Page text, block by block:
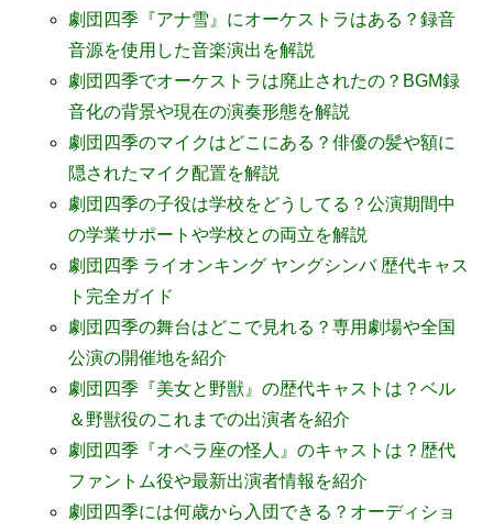
劇団四季『アナ雪』にオーケストラはある？録音
音源を使用した音楽演出を解説
劇団四季でオーケストラは廃止されたの？BGM録
音化の背景や現在の演奏形態を解説
劇団四季のマイクはどこにある？俳優の髪や額に
隠されたマイク配置を解説
劇団四季の子役は学校をどうしてる？公演期間中
の学業サポートや学校との両立を解説
劇団四季 ライオンキング ヤングシンバ 歴代キャス
ト完全ガイド
劇団四季の舞台はどこで見れる？専用劇場や全国
公演の開催地を紹介
劇団四季『美女と野獣』の歴代キャストは？ベル
＆野獣役のこれまでの出演者を紹介
劇団四季『オペラ座の怪人』のキャストは？歴代
ファントム役や最新出演者情報を紹介
劇団四季には何歳から入団できる？オーディショ